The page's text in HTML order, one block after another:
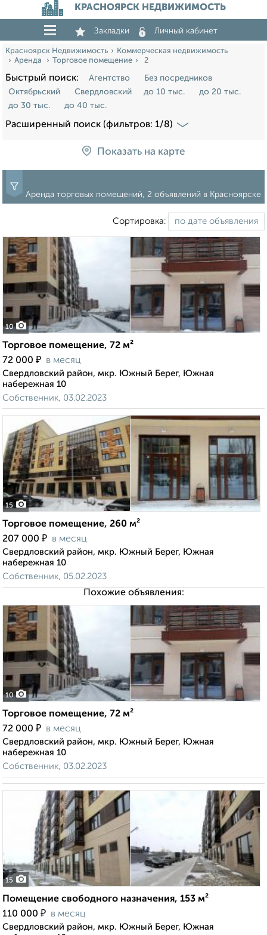
КРАСНОЯРСК НЕДВИЖИМОСТЬ
Закладки Личный кабинет
Красноярск Недвижимость
Коммерческая недвижимость
Аренда
Торговое помещение 2
Быстрый поиск: Агентство
Без посредников
Октябрьский
Свердловский до 10 тыс.
до 20 тыс.
до 30 тыс.
до 40 тыс.
Расширенный поиск (фильтров: 1/8)
Показать на карте
Аренда торговых помещений, 2 объявлений в Красноярске
Сортировка:
10
Торговое помещение, 72 м²
72 000 ₽ в месяц
Свердловский район, мкр. Южный Берег, Южная
набережная 10
Собственник, 03.02.2023
15
Торговое помещение, 260 м²
207 000 ₽ в месяц
Свердловский район, мкр. Южный Берег, Южная
набережная 10
Собственник, 05.02.2023
Похожие объявления:
10
Торговое помещение, 72 м²
72 000 ₽ в месяц
Свердловский район, мкр. Южный Берег, Южная
набережная 10
Собственник, 03.02.2023
15
Помещение свободного назначения, 153 м²
110 000 ₽ в месяц
Свердловский район, мкр. Южный Берег, Южная